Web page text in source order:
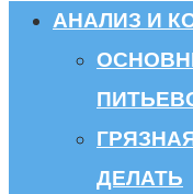
АНАЛИЗ И
ДЕЛАТЬ